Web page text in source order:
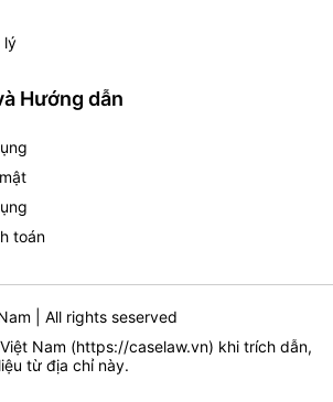
lý
Hướng dẫn
toán
| All rights seserved
Nam (https://caselaw.vn) khi trích dẫn,
từ địa chỉ này.